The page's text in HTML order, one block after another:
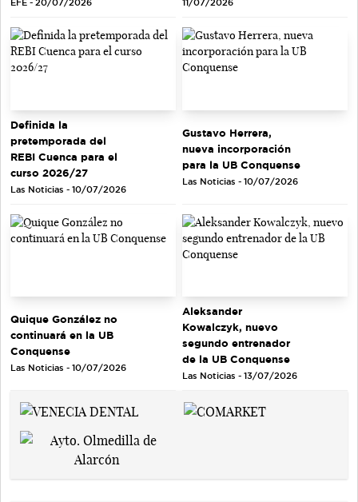
EFE - 20/07/2026
11/07/2026
Definida la
pretemporada del
REBI Cuenca para el
curso 2026/27
Las Noticias - 10/07/2026
Gustavo Herrera,
nueva incorporación
para la UB Conquense
Las Noticias - 10/07/2026
Quique González no
continuará en la UB
Conquense
Las Noticias - 10/07/2026
Aleksander
Kowalczyk, nuevo
segundo entrenador
de la UB Conquense
Las Noticias - 13/07/2026